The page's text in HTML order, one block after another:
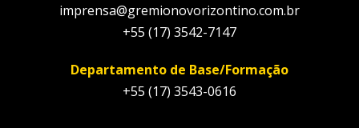
imprensa@gremionovorizontino.com.br
+55 (17) 3542-7147
Departamento de Base/Formação
+55 (17) 3543-0616